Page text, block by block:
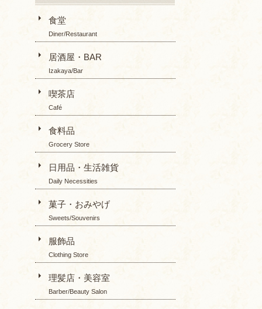
食堂
Diner/Restaurant
居酒屋・BAR
Izakaya/Bar
喫茶店
Café
食料品
Grocery Store
日用品・生活雑貨
Daily Necessities
菓子・おみやげ
Sweets/Souvenirs
服飾品
Clothing Store
理髪店・美容室
Barber/Beauty Salon